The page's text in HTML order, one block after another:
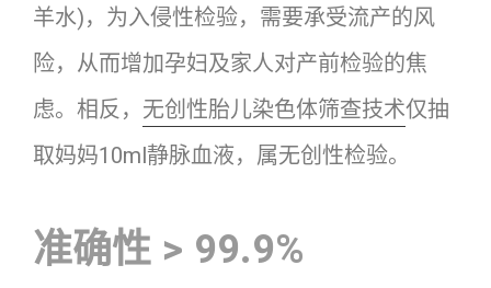
羊水)，为入侵性检验，需要承受流产的风
险，从而增加孕妇及家人对产前检验的焦
虑。相反， 无创性胎儿染色体筛查技术仅抽
取妈妈10ml静脉血液，属无创性检验。
准确性 > 99.9%